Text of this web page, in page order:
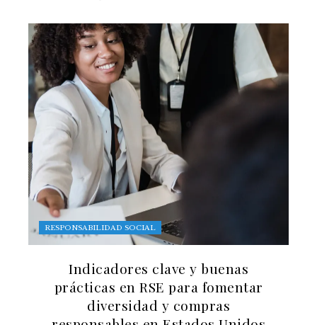
RESPONSABILIDAD SOCIAL
Indicadores clave y buenas
prácticas en RSE para fomentar
diversidad y compras